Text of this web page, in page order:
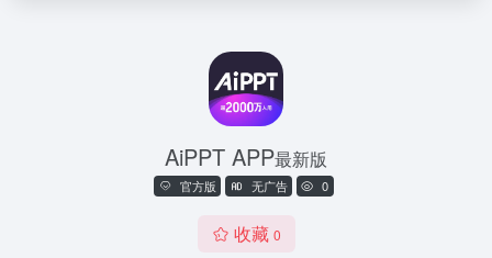
AiPPT APP最新版
官方版 无广告 0
收藏 0